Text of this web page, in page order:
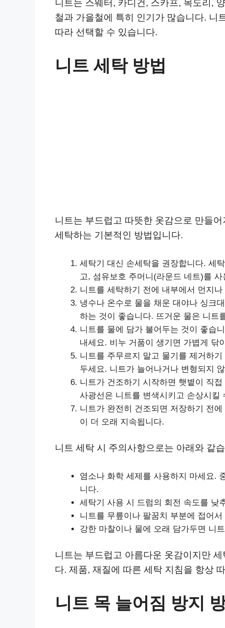
니트는 스웨터, 카디건, 스카프, 목도리,
철과 가을철에 특히 인기가 많습니다. 니
따라 선택할 수 있습니다.
니트 세탁 방법
니트는 부드럽고 따뜻한 옷감으로 만들
세탁하는 기본적인 방법입니다.
세탁기 대신 손세탁을 권장합니다. 세
고, 섬유보호 주머니(라운드 네트)를
니트를 세탁하기 전에 내부에서 먼지
냉수나 온수로 물을 채운 대야나 싱크
하는 것이 좋습니다. 뜨거운 물은 니트
니트를 물에 담가 불어두는 것이 좋습
내세요. 비누 거품이 생기면 가볍게 닦
니트를 주무르지 말고 물기를 제거하
두세요. 니트가 늘어나거나 변형되지
니트가 건조하기 시작하면 햇볕이 직
사광선은 니트를 변색시키고 손상시킬
니트가 완전히 건조되면 저장하기 전
이 더 오래 지속됩니다.
니트 세탁 시 주의사항으로는 아래와 같
염소나 화학 세제를 사용하지 마세요.
니다.
세탁기 사용 시 드럼의 회전 속도를 낮
니트를 무릎이나 팔꿈치 부분에 접어
강한 마찰이나 물에 오래 담가두면 니
니트는 부드럽고 아름다운 옷감이지만
다. 제품, 재질에 따른 세탁 지침을 항상
니트 목 늘어짐 방지